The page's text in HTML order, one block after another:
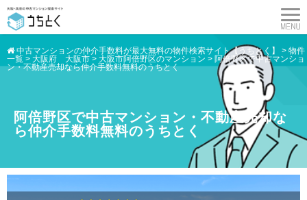
中古マンションの仲介手数料が最大無料の物件検索サイト【うちとく】 > 物件
一覧 > 大阪府 大阪市 > 大阪市阿倍野区のマンション > 阿倍野区で中古マンショ
ン・不動産売却なら仲介手数料無料のうちとく
阿倍野区で中古マンション・不動産売却な
ら仲介手数料無料のうちとく